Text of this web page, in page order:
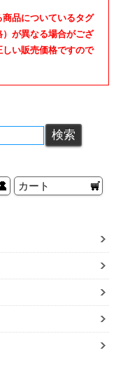
品についているタグ
が異なる場合がござ
い販売価格ですので
カート